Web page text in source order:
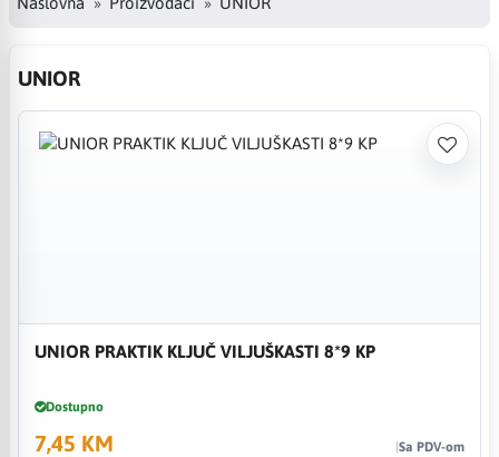
UNIOR
UNIOR PRAKTIK KLJUČ VILJUŠKASTI 8*9 KP
Dostupno
7,45 KM Sa PDV-om